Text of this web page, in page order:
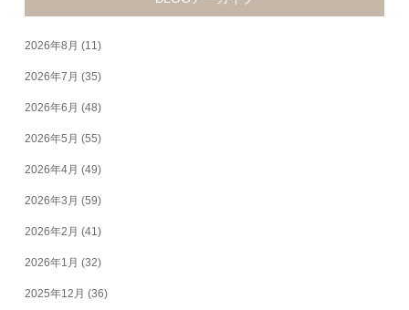
2026年8月 (11)
2026年7月 (35)
2026年6月 (48)
2026年5月 (55)
2026年4月 (49)
2026年3月 (59)
2026年2月 (41)
2026年1月 (32)
2025年12月 (36)